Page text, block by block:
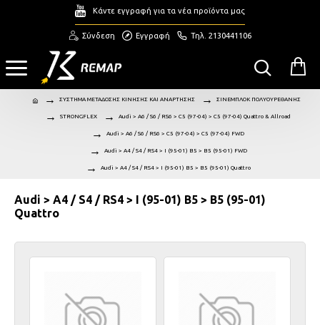
Κάντε εγγραφή για τα νέα προϊόντα μας
Σύνδεση Εγγραφή Τηλ. 2130441106
ΣΥΣΤΗΜΑ ΜΕΤΑΔΟΣΗΣ ΚΙΝΗΣΗΣ ΚΑΙ ΑΝΑΡΤΗΣΗΣ ΣΙΝΕΜΠΛΟΚ ΠΟΛΥΟΥΡΕΘΑΝΗΣ
STRONGFLEX Audi > A6 / S6 / RS6 > C5 (97-04) > C5 (97-04) Quattro & Allroad
Audi > A6 / S6 / RS6 > C5 (97-04) > C5 (97-04) FWD
Audi > A4 / S4 / RS4 > I (95-01) B5 > B5 (95-01) FWD
Audi > A4 / S4 / RS4 > I (95-01) B5 > B5 (95-01) Quattro
Audi > A4 / S4 / RS4 > I (95-01) B5 > B5 (95-01)
Quattro